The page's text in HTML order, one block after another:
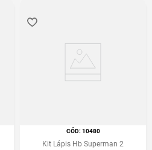
:10480
Kit Lápis Hb Superman 2